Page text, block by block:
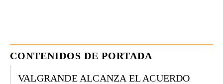
CONTENIDOS DE PORTADA
VALGRANDE ALCANZA EL ACUERDO